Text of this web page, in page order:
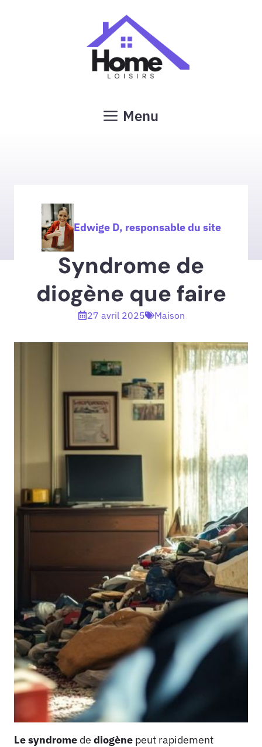
Menu
Edwige D, responsable du site
Syndrome de
diogène que faire
27 avril 2025 Maison
Le syndrome de diogène peut rapidement